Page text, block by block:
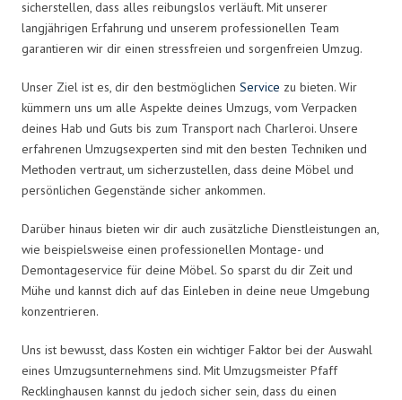
sicherstellen, dass alles reibungslos verläuft. Mit unserer
langjährigen Erfahrung und unserem professionellen Team
garantieren wir dir einen stressfreien und sorgenfreien Umzug.
Unser Ziel ist es, dir den bestmöglichen Service zu bieten. Wir
kümmern uns um alle Aspekte deines Umzugs, vom Verpacken
deines Hab und Guts bis zum Transport nach Charleroi. Unsere
erfahrenen Umzugsexperten sind mit den besten Techniken und
Methoden vertraut, um sicherzustellen, dass deine Möbel und
persönlichen Gegenstände sicher ankommen.
Darüber hinaus bieten wir dir auch zusätzliche Dienstleistungen an,
wie beispielsweise einen professionellen Montage- und
Demontageservice für deine Möbel. So sparst du dir Zeit und
Mühe und kannst dich auf das Einleben in deine neue Umgebung
konzentrieren.
Uns ist bewusst, dass Kosten ein wichtiger Faktor bei der Auswahl
eines Umzugsunternehmens sind. Mit Umzugsmeister Pfaff
Recklinghausen kannst du jedoch sicher sein, dass du einen